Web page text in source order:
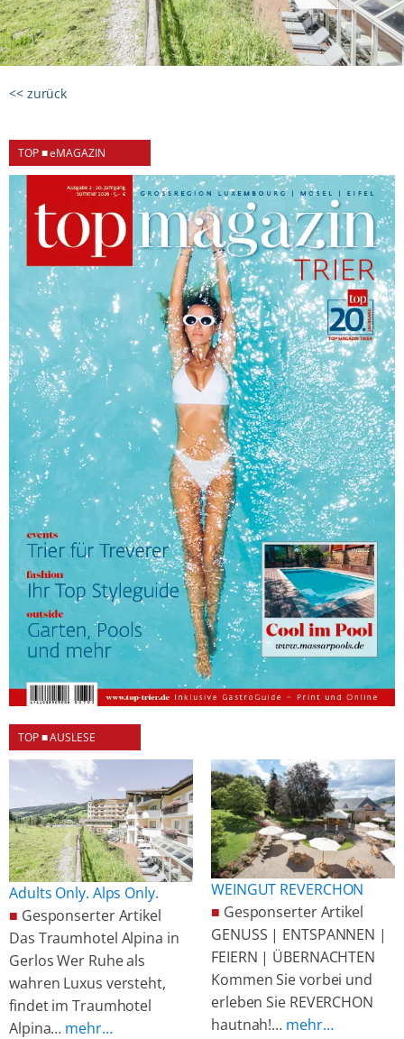
<< zurück
TOP ■ eMAGAZIN
TOP ■ AUSLESE
Adults Only. Alps Only.
■ Gesponserter Artikel
Das Traumhotel Alpina in
Gerlos Wer Ruhe als
wahren Luxus versteht,
findet im Traumhotel
Alpina… mehr…
WEINGUT REVERCHON
■ Gesponserter Artikel
GENUSS | ENTSPANNEN |
FEIERN | ÜBERNACHTEN
Kommen Sie vorbei und
erleben Sie REVERCHON
hautnah!… mehr…